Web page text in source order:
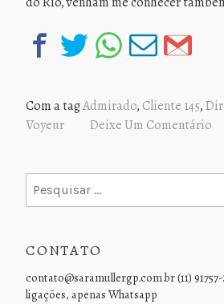
Com a tagAdmirado, Cliente 145,
Voyeur
Deixe Um Comentário
por:
CONTATO
contato@saramullergp.com.br (11)
ligações, apenas Whatsapp